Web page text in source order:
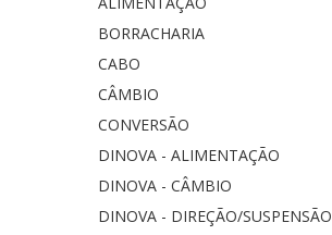
BORRACHARIA
CABO
CÂMBIO
CONVERSÃO
DINOVA - ALIMENTAÇÃO
DINOVA - CÂMBIO
DINOVA - DIREÇÃO/SUSPENSÃO